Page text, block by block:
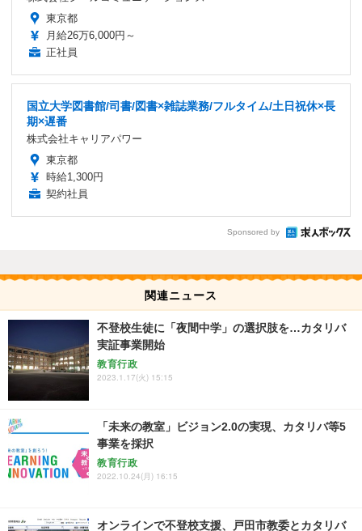
東京都
月給26万6,000円～
正社員
国立大学図書館/司書/図書×雑誌業務/フルタイム/土日祝休×長
期×遅番
株式会社キャリアパワー
東京都
時給1,300円
契約社員
Sponsored by
関連ニュース
不登校生徒に「夜間中学」の選択肢を…カタリバ
実証事業開始
教育行政
2023.1.17(火) 15:15
「未来の教室」ビジョン2.0の実現、カタリバ等5
事業を採択
教育行政
2022.10.24(月) 16:15
オンラインで不登校支援、戸田市教委とカタリバ